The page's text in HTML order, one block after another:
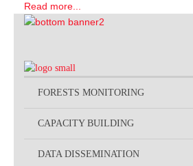
Read more...
FORESTS MONITORING
CAPACITY BUILDING
DATA DISSEMINATION